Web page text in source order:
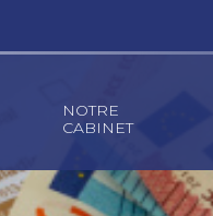
NOTRE
CABINET